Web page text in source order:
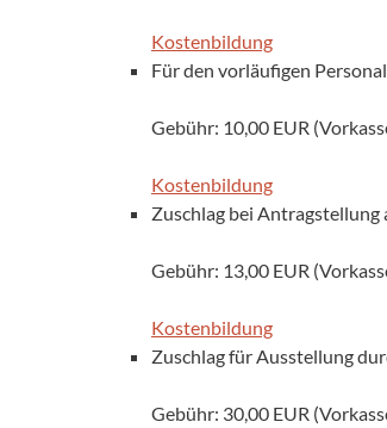
Kostenbildung
Für den vorläufigen
Gebühr: 10,00 EUR
Kostenbildung
Zuschlag bei
Gebühr: 13,00 EUR
Kostenbildung
Zuschlag für Ausstellung
Gebühr: 30,00 EUR